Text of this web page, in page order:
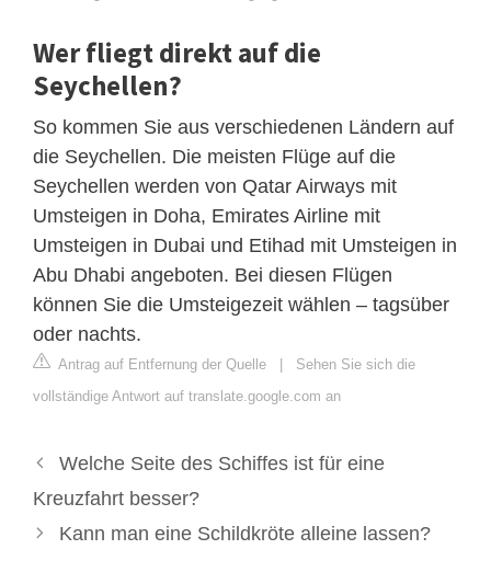
Wer fliegt direkt auf die
Seychellen?
So kommen Sie aus verschiedenen Ländern auf
die Seychellen. Die meisten Flüge auf die
Seychellen werden von Qatar Airways mit
Umsteigen in Doha, Emirates Airline mit
Umsteigen in Dubai und Etihad mit Umsteigen in
Abu Dhabi angeboten. Bei diesen Flügen
können Sie die Umsteigezeit wählen – tagsüber
oder nachts.
Antrag auf Entfernung der Quelle | Sehen Sie sich die
vollständige Antwort auf translate.google.com an
Welche Seite des Schiffes ist für eine
Kreuzfahrt besser?
Kann man eine Schildkröte alleine lassen?